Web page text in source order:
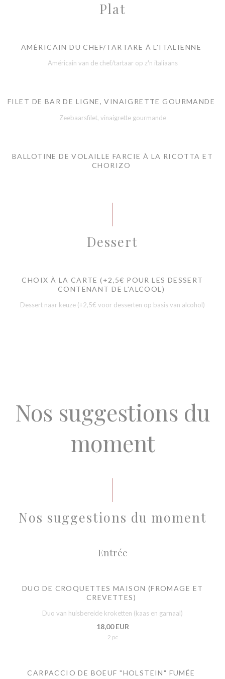
Plat
AMÉRICAIN DU CHEF/TARTARE À L'ITALIENNE
Américain van de chef/tartaar op z'n italiaans
FILET DE BAR DE LIGNE, VINAIGRETTE GOURMANDE
Zeebaarsfilet, vinaigrette gourmande
BALLOTINE DE VOLAILLE FARCIE À LA RICOTTA ET
CHORIZO
Dessert
CHOIX À LA CARTE (+2,5€ POUR LES DESSERT
CONTENANT DE L'ALCOOL)
Dessert naar keuze (+2,5€ voor desserten op basis van alcohol)
Nos suggestions du
moment
Nos suggestions du moment
Entrée
DUO DE CROQUETTES MAISON (FROMAGE ET
CREVETTES)
Duo van huisbereide kroketten (kaas en garnaal)
18,00 EUR
2 pc
CARPACCIO DE BOEUF "HOLSTEIN" FUMÉE